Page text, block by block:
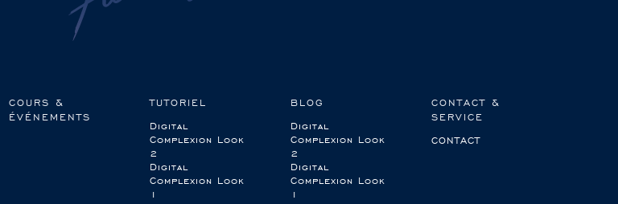
COURS &
ÉVÉNEMENTS
TUTORIEL
Digital
Complexion Look
2
Digital
Complexion Look
1
BLOG
Digital
Complexion Look
2
Digital
Complexion Look
1
CONTACT &
SERVICE
CONTACT